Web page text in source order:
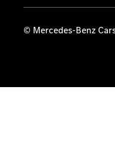
© Mercedes-Benz